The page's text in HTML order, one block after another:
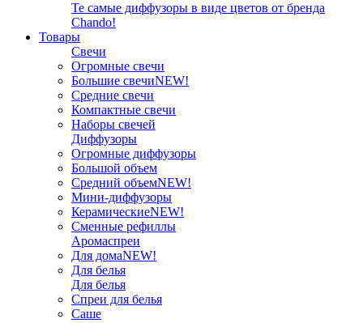
Те самые диффузоры в виде цветов от бренда
Chando!
Товары
Свечи
Огромные свечи
Большие свечиNEW!
Средние свечи
Компактные свечи
Наборы свечей
Диффузоры
Огромные диффузоры
Большой объем
Средний объемNEW!
Мини-диффузоры
КерамическиеNEW!
Сменные рефиллы
Аромаспреи
Для домаNEW!
Для белья
Для белья
Спреи для белья
Саше